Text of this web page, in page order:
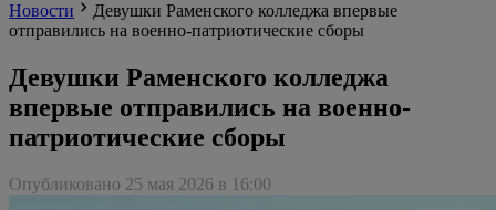
Новости
Девушки Раменского колледжа впервые
отправились на военно-патриотические сборы
Девушки Раменского колледжа
впервые отправились на военно-
патриотические сборы
Опубликовано 25 мая 2026 в 16:00